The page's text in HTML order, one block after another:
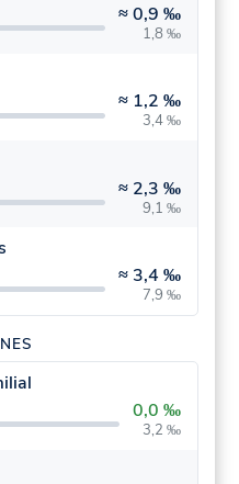
≈0,9 ‰
1,8 ‰
≈ 1,2 ‰
3,4 ‰
≈ 2,3 ‰
9,1 ‰
≈ 3,4 ‰
7,9 ‰
0,0 ‰
3,2 ‰